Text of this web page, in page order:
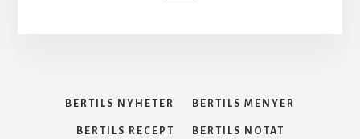
BERTILS NYHETER BERTILS MENYER
BERTILS RECEPT BERTILS NOTAT